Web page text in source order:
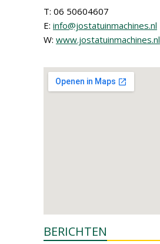
T: 06 50604607
E: info@jostatuinmachines.nl
W: www.jostatuinmachines.nl
BERICHTEN